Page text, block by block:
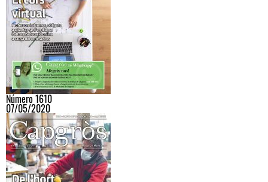
Número 1610
07/05/2020